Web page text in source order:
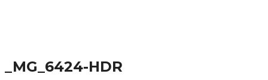
_MG_6424-HDR